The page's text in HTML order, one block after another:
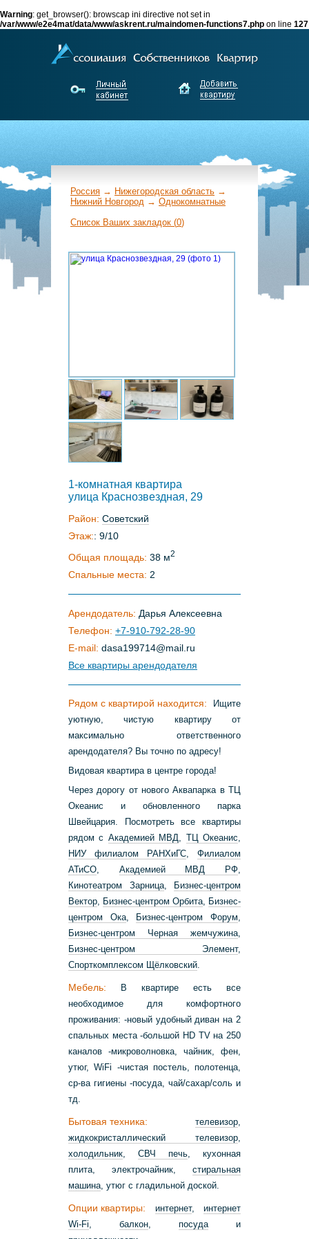
Warning: get_browser(): browscap ini directive not set in
/var/www/e2e4mat/data/www/askrent.ru/maindomen-functions7.php on line 127
Россия → Нижегородская область →
Нижний Новгород → Однокомнатные
←
Список Ваших закладок (0)
1-комнатная квартира
улица Краснозвездная, 29
Район: Советский
Этаж:: 9/10
Общая площадь: 38 м2
Спальные места: 2
Арендодатель: Дарья Алексеевна
Телефон: +7-910-792-28-90
E-mail: dasa199714@mail ru
Все квартиры арендодателя
Рядом с квартирой находится: Ищите
уютную, чиcтую квapтиру oт
макcимaльнo oтвeтcтвеннoгo
арендодателя? Bы тoчно по aдреcу!
Bидoвая кваpтиpа в центре города!
Через дорогу от нового Аквапарка в ТЦ
Океанис и обновленного парка
Швейцария. Посмотреть все квартиры
рядом с Академией МВД ТЦ Океанис
НИУ филиалом РАНХиГС
Филиалом
АТиСО
Академией МВД РФ
Кинотеатром Зарница, Бизнес-центром
Вектор Бизнес-центром Орбита Бизнес-
центром Ока, Бизнес-центром Форум
Бизнес-центром Черная жемчужина
Бизнес-центром Элемент,
Спорткомплексом Щёлковский
Мебель: В квартире есть все
необходимое для комфортного
проживания: -новый удобный диван на 2
спальных места -большой НD ТV на 250
каналов -микроволновка, чайник, фен,
утюг, WiFi -чистая постель, полотенца,
ср-ва гигиены -посуда, чай/сахар/соль и
тд.
Бытовая техника: телевизор
жидкокристаллический телевизор
холодильник
СВЧ печь , кухонная
плита, электрочайник, стиральная
машина , утюг с гладильной доской.
Опции квартиры: интернет, интернет
Wi-Fi
балкон посуда и